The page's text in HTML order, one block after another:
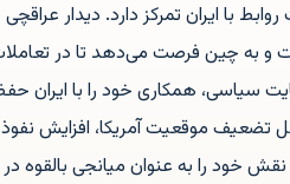
با ایران تمرکز دارد. دیدار
و به چین فرصت می‌دهد تا در
سیاسی، همکاری خود را با ایران
موقعیت آمریکا، افزایش
خود را به عنوان میانجی بالقوه در